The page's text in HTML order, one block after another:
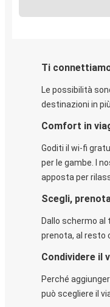
Ti
Le possibilità
destinazioni in
Comfort in
Goditi il wi-fi
per le gambe. I
apposta per
Scegli,
Dallo schermo al
prenota, al resto
Condividere il
Perché
può scegliere il